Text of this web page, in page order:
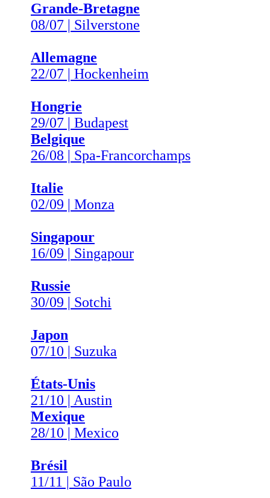
Grande-Bretagne
08/07 | Silverstone
Allemagne
22/07 | Hockenheim
Hongrie
29/07 | Budapest
Belgique
26/08 | Spa-Francorchamps
Italie
02/09 | Monza
Singapour
16/09 | Singapour
Russie
30/09 | Sotchi
Japon
07/10 | Suzuka
États-Unis
21/10 | Austin
Mexique
28/10 | Mexico
Brésil
11/11 | São Paulo